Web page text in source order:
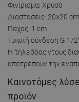
Φινίρισμα: Χρυσό
Διαστάσεις: 20x20 cm
Πάχος: 1 cm
Τυπική σύνδεση G 1/
Η τηλεβόας ντους
αποτρέπουν την
Καινοτόμες
προϊόν